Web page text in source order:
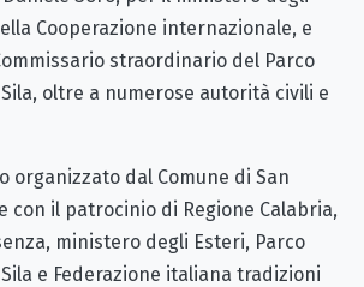
Cooperazione internazionale, e
straordinario del Parco
oltre a numerose autorità civili e
organizzato dal Comune di San
con il patrocinio di Regione Calabria,
ministero degli Esteri, Parco
e Federazione italiana tradizioni